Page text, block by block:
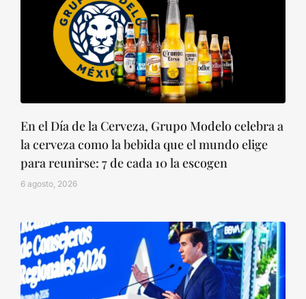
En el Día de la Cerveza, Grupo Modelo celebra a
la cerveza como la bebida que el mundo elige
para reunirse: 7 de cada 10 la escogen
6 agosto, 2026